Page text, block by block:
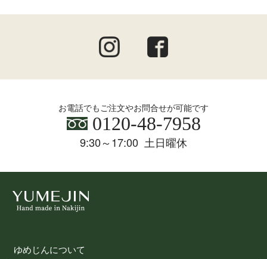
お電話でもご注文やお問合せが可能です
0120-48-7958
9:30～17:00 土日曜休
ゆめじんについて